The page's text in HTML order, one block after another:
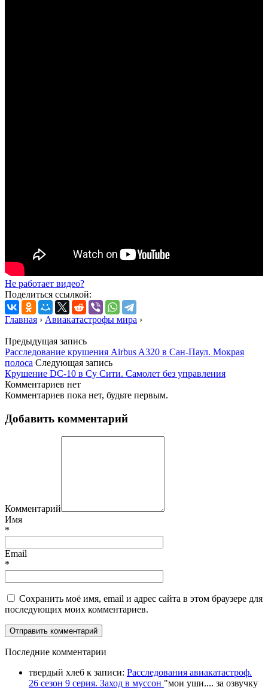
Не работает видео?
Поделиться ссылкой:
Главная › Авиакатастрофы мира ›
Предыдущая запись
Расследование крушения Airbus A320 в Сан-Паул. Мокрая
полоса Следующая запись
Крушение DC-10 в Су Сити. Самолет без управления
Комментариев нет
Комментариев пока нет, будьте первым.
Добавить комментарий
Комментарий
Имя
*
Email
*
Сохранить моё имя, email и адрес сайта в этом браузере для
последующих моих комментариев.
Последние комментарии
твердый хлеб к записи: Расследования авиакатастроф.
26 сезон 9 серия. Заход в муссон "мои уши.... за озвучку